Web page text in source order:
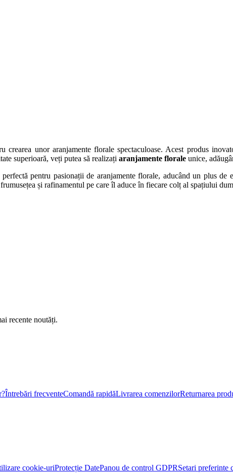
crearea unor aranjamente florale spectaculoase. Acest produs
superioară, veți putea să realizați aranjamente florale unice,
pentru pasionații de aranjamente florale, aducând un plus
și rafinamentul pe care îl aduce în fiecare colț al spațiului
recente noutăți.
Întrebări frecventeComandă rapidăLivrarea comenzilorReturnarea
cookie-uriProtecție DatePanou de control GDPRSetari preferinte